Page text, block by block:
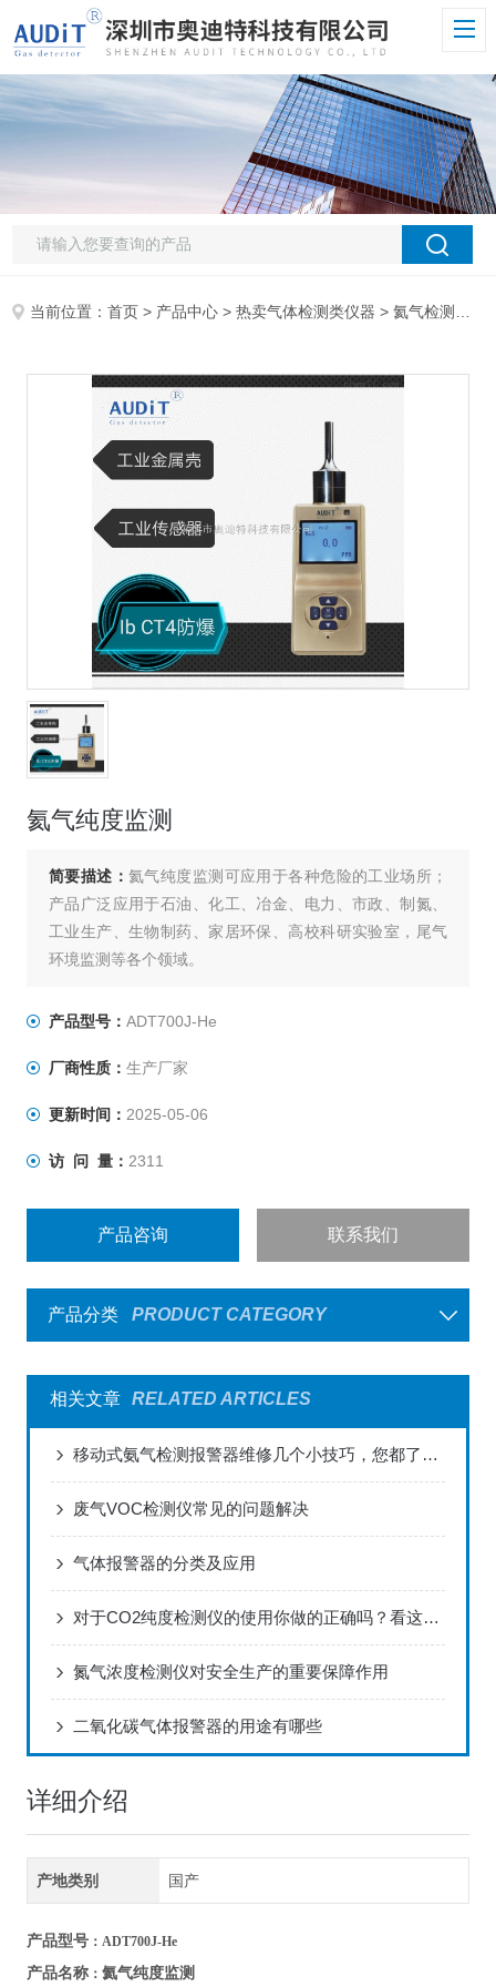
当前位置：首页 > 产品中心 >热卖气体检测类仪器 >氦气检测仪
氦气纯度监测
简要描述：氦气纯度监测可应用于各种危险的工业场所；
产品广泛应用于石油、化工、冶金、电力、市政、制氮、
工业生产、生物制药、家居环保、高校科研实验室，尾气
环境监测等各个领域。
产品型号： ADT700J-He
厂商性质： 生产厂家
更新时间： 2025-05-06
访 问 量： 2311
产品咨询 联系我们
产品分类 PRODUCT CATEGORY
相关文章 RELATED ARTICLES
移动式氨气检测报警器维修几个小技巧，您都了解吗？
废气VOC检测仪常见的问题解决
气体报警器的分类及应用
对于CO2纯度检测仪的使用你做的正确吗？看这里！
氮气浓度检测仪对安全生产的重要保障作用
二氧化碳气体报警器的用途有哪些
详细介绍
产地类别 国产
产品型号：ADT700J-He
产品名称： 氦气纯度监测